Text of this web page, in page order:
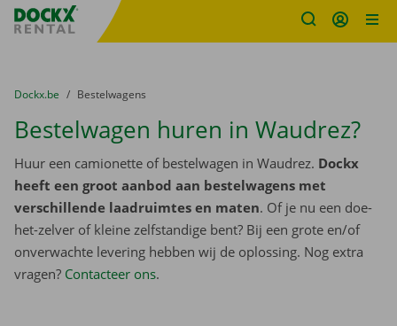
Fratello DEMO
U bevindt zich hier:
van
Dockx.be naar
Bestelwagens
Bestelwagen huren in Waudrez?
Huur een camionette of bestelwagen in Waudrez. Dockx
heeft een groot aanbod aan bestelwagens met
verschillende laadruimtes en maten. Of je nu een doe-
het-zelver of kleine zelfstandige bent? Bij een grote en/of
onverwachte levering hebben wij de oplossing. Nog extra
vragen? Contacteer ons.